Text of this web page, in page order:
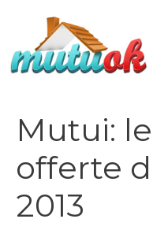
contenuto
Mutui:
offerte
2013